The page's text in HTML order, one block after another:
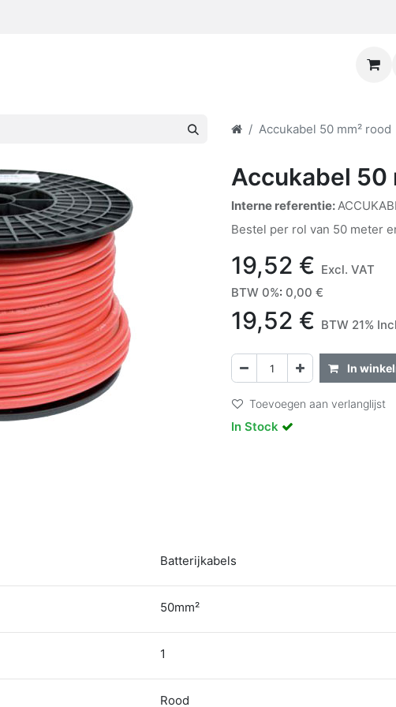
Accukabel 50 mm² rood
Accukabel 50
Interne referentie:
Bestel per rol van 50 meter
19,52 € Excl. VAT
BTW 0%: 0,00 €
19,52 € BTW 21%
In
Toevoegen aan verlanglijst
In Stock
Batterijkabels
50mm²
1
Rood